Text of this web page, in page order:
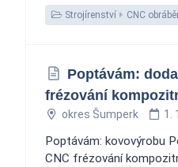
Strojírenství CNC
Poptávám:
frézování
okres Šumperk 1.
Poptávám: kovovýrobu
CNC frézování